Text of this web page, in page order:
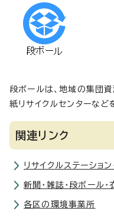
段ボールは、地域の集団資
紙リサイクルセンターなど
関連リンク
リサイクルステーショ
新聞・雑誌・段ボール
各区の環境事業所